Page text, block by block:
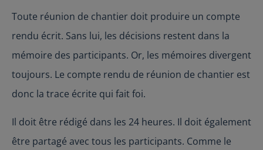
Toute réunion de chantier doit produire un compte
rendu écrit. Sans lui, les décisions restent dans la
mémoire des participants. Or, les mémoires divergent
toujours. Le compte rendu de réunion de chantier est
donc la trace écrite qui fait foi.
Il doit être rédigé dans les 24 heures. Il doit également
être partagé avec tous les participants. Comme le